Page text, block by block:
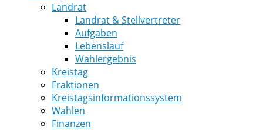
Landrat
Landrat & Stellvertreter
Aufgaben
Lebenslauf
Wahlergebnis
Kreistag
Fraktionen
Kreistagsinformationssystem
Wahlen
Finanzen